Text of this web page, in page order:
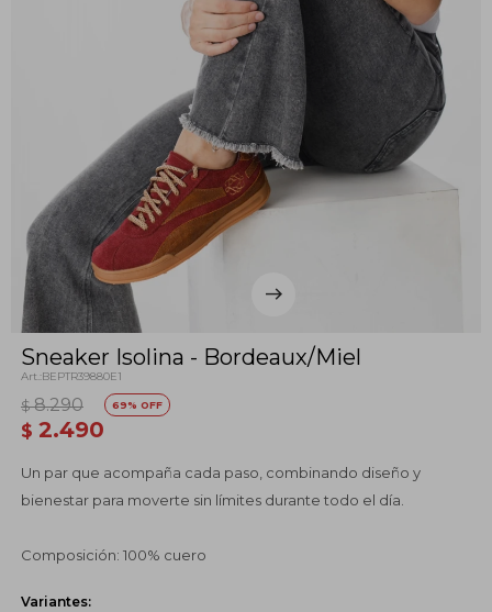
Sneaker Isolina - Bordeaux/Miel
BEPTR39880E1
$ 2.490
$ 8.290 69
Un par que acompaña cada paso, combinando diseño y
bienestar para moverte sin límites durante todo el día.
Composición: 100% cuero
Variantes: